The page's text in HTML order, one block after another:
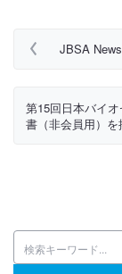
JBSA
第15回日本バイ
書（非会員用）を